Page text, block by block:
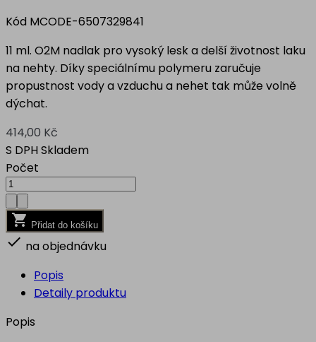
Kód MCODE-6507329841
11 ml. O2M nadlak pro vysoký lesk a delší životnost laku
na nehty. Díky speciálnímu polymeru zaručuje
propustnost vody a vzduchu a nehet tak může volně
dýchat.
414,00 Kč
S DPHSkladem
Počet
 Přidat do košíku
 na objednávku
Popis
Detaily produktu
Popis